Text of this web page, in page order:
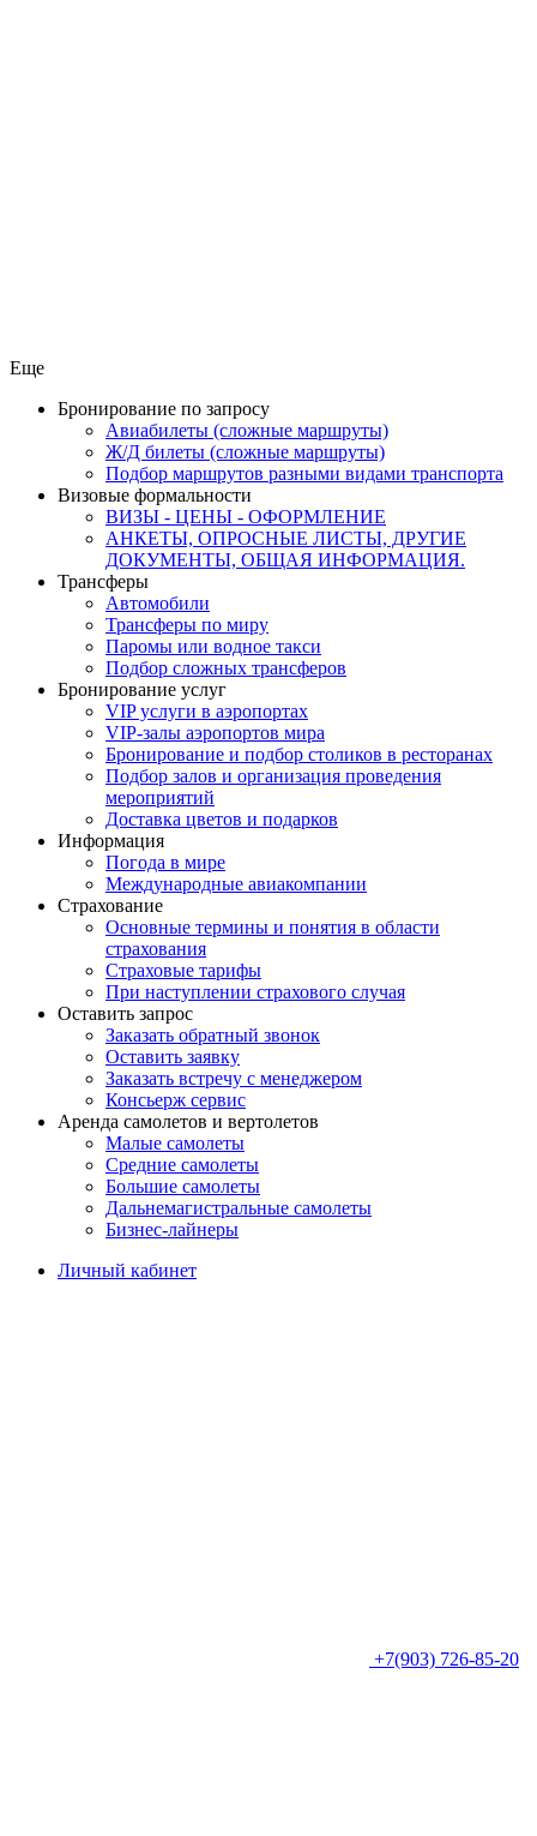
Еще
Бронирование по запросу
Авиабилеты (сложные маршруты)
Ж/Д билеты (сложные маршруты)
Подбор маршрутов разными видами транспорта
Визовые формальности
ВИЗЫ - ЦЕНЫ - ОФОРМЛЕНИЕ
АНКЕТЫ, ОПРОСНЫЕ ЛИСТЫ, ДРУГИЕ
ДОКУМЕНТЫ, ОБЩАЯ ИНФОРМАЦИЯ.
Трансферы
Автомобили
Трансферы по миру
Паромы или водное такси
Подбор сложных трансферов
Бронирование услуг
VIP услуги в аэропортах
VIP-залы аэропортов мира
Бронирование и подбор столиков в ресторанах
Подбор залов и организация проведения
мероприятий
Доставка цветов и подарков
Информация
Погода в мире
Международные авиакомпании
Страхование
Основные термины и понятия в области
страхования
Страховые тарифы
При наступлении страхового случая
Оставить запрос
Заказать обратный звонок
Оставить заявку
Заказать встречу с менеджером
Консьерж сервис
Аренда самолетов и вертолетов
Малые самолеты
Средние самолеты
Большие самолеты
Дальнемагистральные самолеты
Бизнес-лайнеры
Личный кабинет
+7(903) 726-85-20